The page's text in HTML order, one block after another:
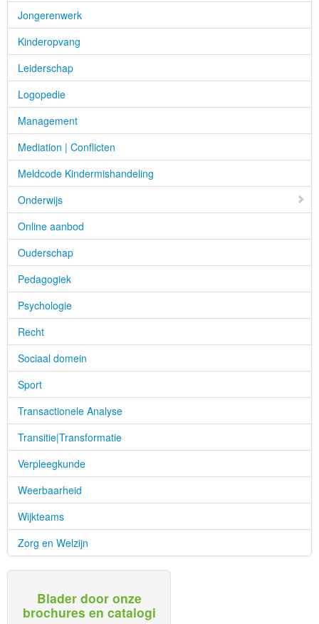
Jongerenwerk
Kinderopvang
Leiderschap
Logopedie
Management
Mediation | Conflicten
Meldcode Kindermishandeling
Onderwijs
Online aanbod
Ouderschap
Pedagogiek
Psychologie
Recht
Sociaal domein
Sport
Transactionele Analyse
Transitie|Transformatie
Verpleegkunde
Weerbaarheid
Wijkteams
Zorg en Welzijn
Blader door onze
brochures en catalogi